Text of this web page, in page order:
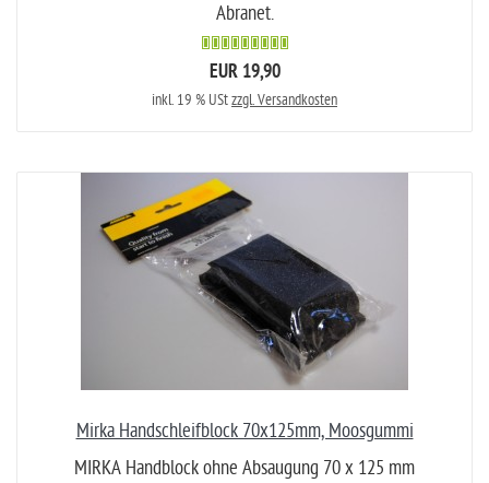
Abranet.
EUR 19,90
inkl. 19 % UStzzgl. Versandkosten
Mirka Handschleifblock 70x125mm, Moosgummi
MIRKA Handblock ohne Absaugung 70 x 125 mm